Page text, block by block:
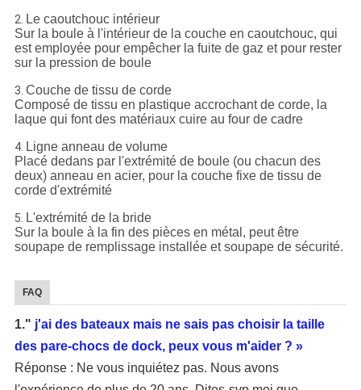
2. Le caoutchouc intérieur
Sur la boule à l'intérieur de la couche en caoutchouc, qui
est employée pour empêcher la fuite de gaz et pour rester
sur la pression de boule
3. Couche de tissu de corde
Composé de tissu en plastique accrochant de corde, la
laque qui font des matériaux cuire au four de cadre
4. Ligne anneau de volume
Placé dedans par l'extrémité de boule (ou chacun des
deux) anneau en acier, pour la couche fixe de tissu de
corde d'extrémité
5. L'extrémité de la bride
Sur la boule à la fin des pièces en métal, peut être
soupape de remplissage installée et soupape de sécurité.
FAQ
1." j'ai des bateaux mais ne sais pas choisir la taille
des pare-chocs de dock, peux vous m'aider ? »
Réponse : Ne vous inquiétez pas. Nous avons